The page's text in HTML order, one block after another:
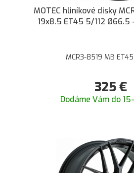
MOTEC hliníkové disky
19x8.5 ET45 5/112 Ø66.5
MCR3-8519 MB ET45
325€
Dodáme Vám do